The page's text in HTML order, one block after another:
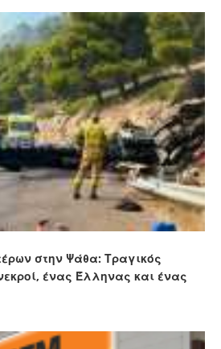
στην Ψάθα: Τραγικός
ένας Έλληνας και ένας